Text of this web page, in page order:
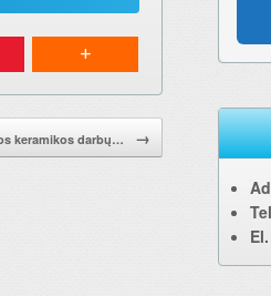
keramikos darbų… →